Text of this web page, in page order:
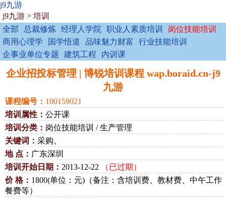
j9九游
j9九游 > 培训
全部
总裁修炼 经理人学院 职业人素质培训
岗位技能培训
商用心理学
国学悟道 品味魅力财富
行业技能培训
企事业单位专题
建筑工程 内训课
企业招投标管理 | 博锐培训课程 wap.boraid.cn-j9
九游
课程编号： 100159021
培训属性： 公开课
培训分类： 岗位技能培训 / 生产管理
关键词： 采购、
地 点： 广东深圳
培训开始日期： 2013-12-22
（已过期）
价 格： 1800(单位：元)（备注：含培训费、教材费、中午工作
餐费等）